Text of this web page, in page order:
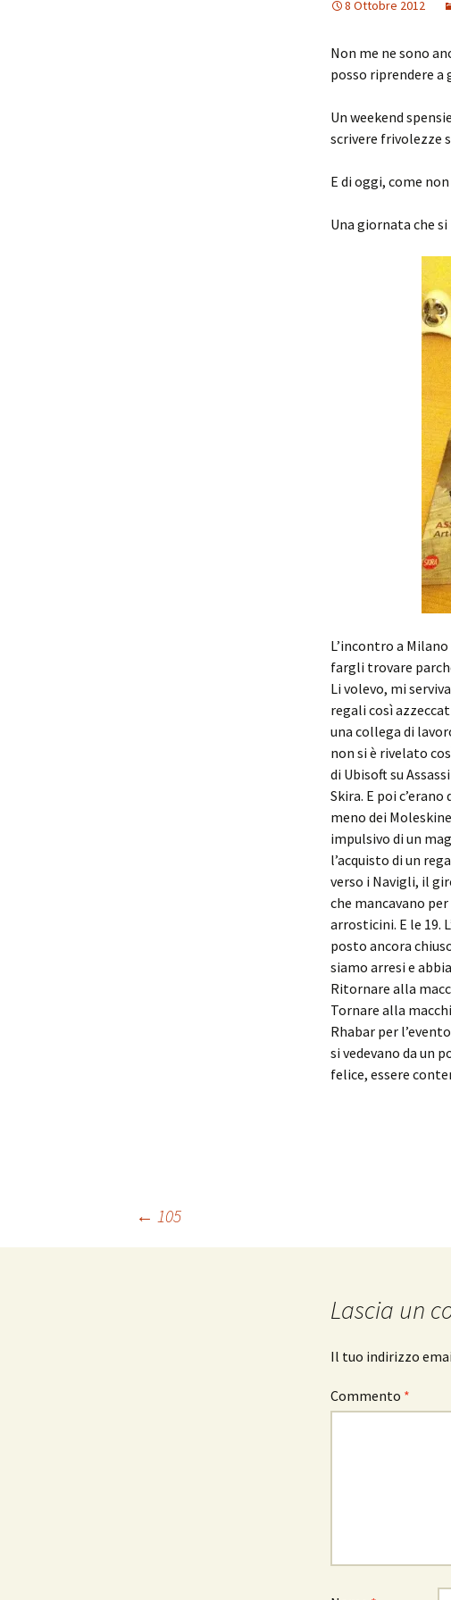
8 Ottobre 2012
Non me ne sono
posso riprendere a
Un weekend
scrivere frivolezze
E di oggi, come
Una giornata che
L’incontro a
fargli trovare
Li volevo, mi
regali così
una collega di
non si è rivelato
di Ubisoft su
Skira. E poi
meno dei
impulsivo di un
l’acquisto di un
verso i Navigli, il
che mancavano
arrosticini. E le 19.
posto ancora
siamo arresi e
Ritornare alla
Tornare alla
Rhabar per
si vedevano da un
felice, essere
Navigazione
← 105
Lascia un
Il tuo indirizzo
Commento *